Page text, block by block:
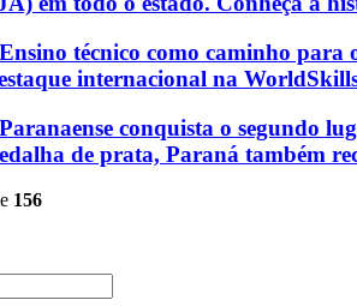
Ensino técnico como caminho para
internacional na
Paranaense conquista o segundo
de prata, Paraná também
156